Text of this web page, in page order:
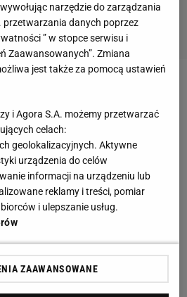
Mediolan. Eto'o debiutował
, gdzie był najmłodszym
17 lat). Nie strzelił
a jego reprezentacja
już po pierwszej rundzie.
podobnie. Kamerun odpadł
Irlandią i Arabią Saudyjską.
zdobył na boiskach Korei i
narzędzie do zarządzania
danych poprzez
” w stopce serwisu i
Zaawansowanych”. Zmiana
jest także za pomocą ustawień
i Agora S.A. możemy przetwarzać
celach:
geolokalizacyjnych. Aktywne
urządzenia do celów
informacji na urządzeniu lub
reklamy i treści, pomiar
i ulepszanie usług.
ZAAWANSOWANE